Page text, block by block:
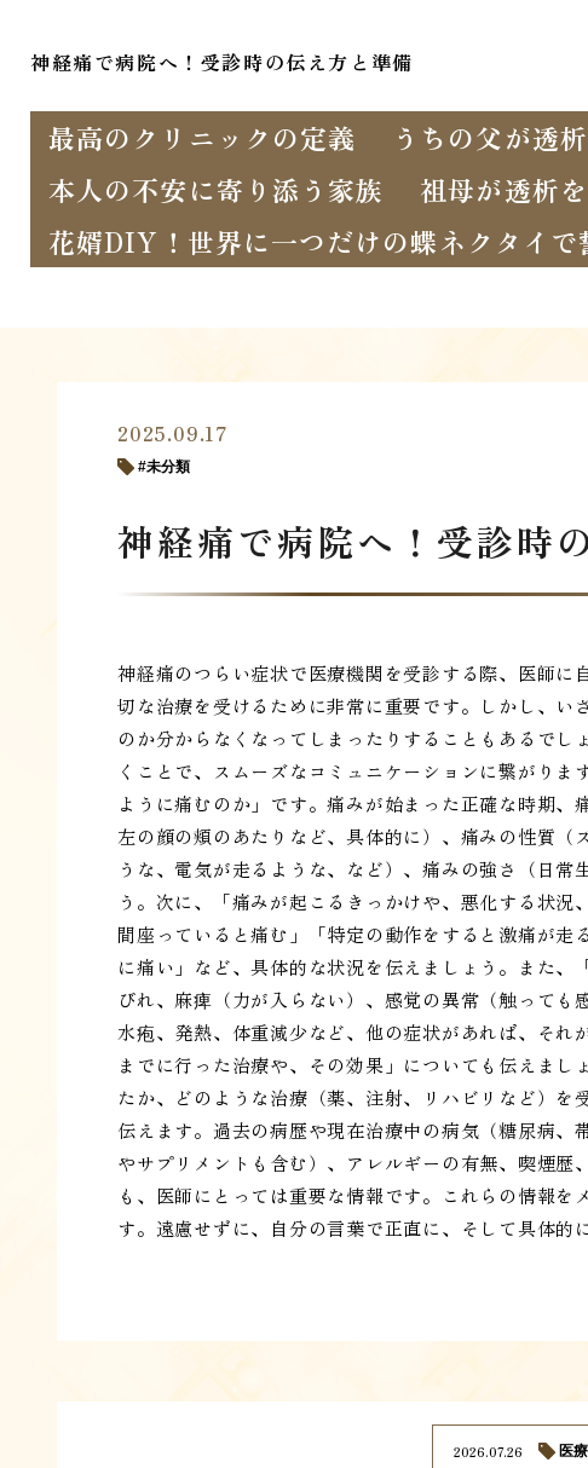
神経痛で病院へ！受診時の伝え方と準備
最高のクリニックの定義 うちの父が透
本人の不安に寄り添う家族
祖母が透析
花婿DIY！世界に一つだけの蝶ネクタイで
2025.09.17
未分類
神経痛で病院へ！受診時
神経痛のつらい症状で医療機関を受診する際、医師
切な治療を受けるために非常に重要です。しかし、
のか分からなくなってしまったりすることもあるで
くことで、スムーズなコミュニケーションに繋がり
ように痛むのか」です。痛みが始まった正確な時期、
左の顔の頬のあたりなど、具体的に）、痛みの性質
うな、電気が走るような、など）、痛みの強さ（日
う。次に、「痛みが起こるきっかけや、悪化する状
間座っていると痛む」「特定の動作をすると激痛が
に痛い」など、具体的な状況を伝えましょう。また
びれ、麻痺（力が入らない）、感覚の異常（触って
水疱、発熱、体重減少など、他の症状があれば、そ
までに行った治療や、その効果」についても伝えま
たか、どのような治療（薬、注射、リハビリなど）
伝えます。過去の病歴や現在治療中の病気（糖尿病
やサプリメントも含む）、アレルギーの有無、喫煙
も、医師にとっては重要な情報です。これらの情報
す。遠慮せずに、自分の言葉で正直に、そして具体的
2026.07.26 医療